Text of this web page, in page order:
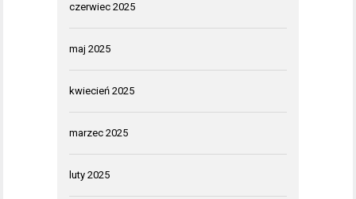
czerwiec 2025
maj 2025
kwiecień 2025
marzec 2025
luty 2025